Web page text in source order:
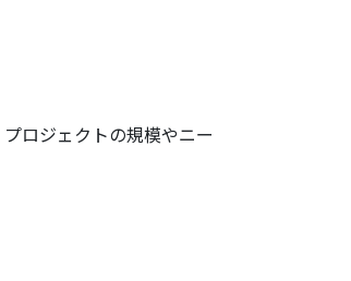
ロジェクトの規模やニー